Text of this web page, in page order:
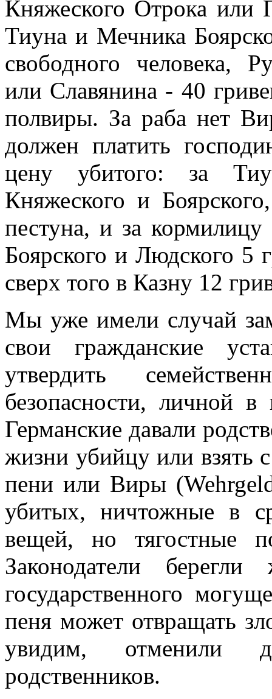
Княжеского Отрока или
Тиуна и Мечника
свободного человека,
или Славянина - 40
полвиры. За раба нет
должен платить
цену убитого: за
Княжеского и
пестуна, и за кормилицу
Боярского и Людского 5
сверх того в Казну 12
Мы уже имели случай
свои гражданские
утвердить
безопасности, личной
Германские давали
жизни убийцу или взять
пени или Виры
убитых, ничтожные в
вещей, но тягостные
Законодатели
государственного
пеня может отвращать
увидим, отменили
родственников.